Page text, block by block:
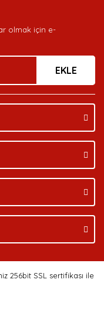
olmak için e-
EKLE
256bit SSL sertifikası ile